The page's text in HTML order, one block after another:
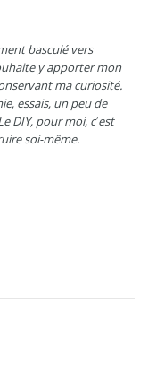
basculé vers
y apporter mon
ma curiosité.
essais, un peu de
DIY, pour moi, c’est
soi-même.